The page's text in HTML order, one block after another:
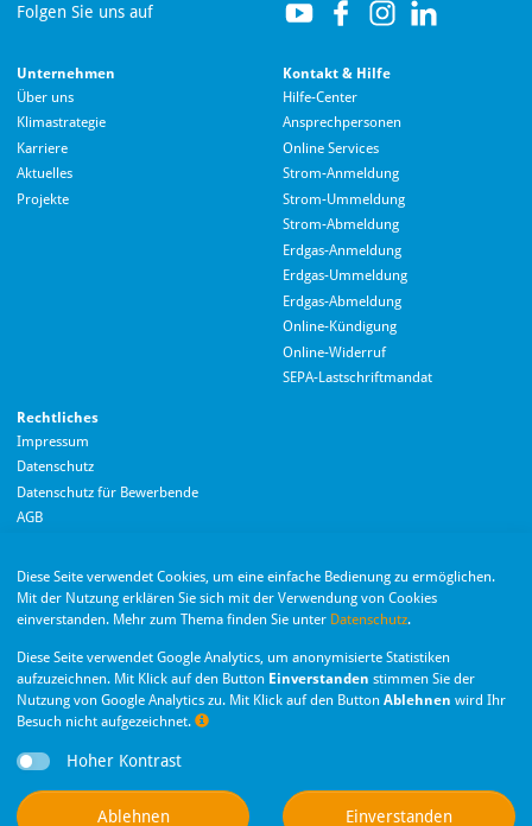
Folgen Sie uns auf
Unternehmen
Über uns
Klimastrategie
Karriere
Aktuelles
Projekte
Kontakt & Hilfe
Hilfe-Center
Ansprechpersonen
Online Services
Strom-Anmeldung
Strom-Ummeldung
Strom-Abmeldung
Erdgas-Anmeldung
Erdgas-Ummeldung
Erdgas-Abmeldung
Online-Kündigung
Online-Widerruf
SEPA-Lastschriftmandat
Rechtliches
Impressum
Datenschutz
Datenschutz für Bewerbende
AGB
GmbH ist eine Tochter­gesellschaft der Stadt Monheim
am Rhein.
Diese Seite verwendet Cookies, um eine einfache Bedienung zu ermöglichen.
Mit der Nutzung erklären Sie sich mit der Verwendung von Cookies
einverstanden. Mehr zum Thema finden Sie unter Datenschutz.
Diese Seite verwendet Google Analytics, um anonymisierte Statistiken
aufzuzeichnen. Mit Klick auf den Button Einverstanden stimmen Sie der
Nutzung von Google Analytics zu. Mit Klick auf den Button Ablehnen wird Ihr
Besuch nicht aufgezeichnet.
Hoher Kontrast
Ablehnen Einverstanden
Wir nutzen Langdock zur Bereitstellung eines KI-Chatbots. Mit dem Laden des
Chatbots erklären Sie sich mit der
Datenschutzerklärung von Langdock
Chatbot laden
Dieser Chatbot basiert auf Künstlicher Intelligenz (KI). KI-generierte Antworten